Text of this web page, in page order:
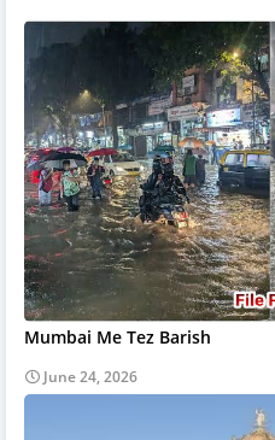
Mumbai Me Tez Barish
June 24, 2026